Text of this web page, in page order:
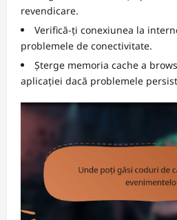
revendicare.
Verifică-ți conexiunea la
problemele de conectivitate.
Șterge memoria cache a
aplicației dacă problemele